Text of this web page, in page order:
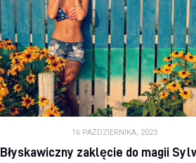
16 PAŹDZIERNIKA, 2023
Błyskawiczny zaklęcie do magii